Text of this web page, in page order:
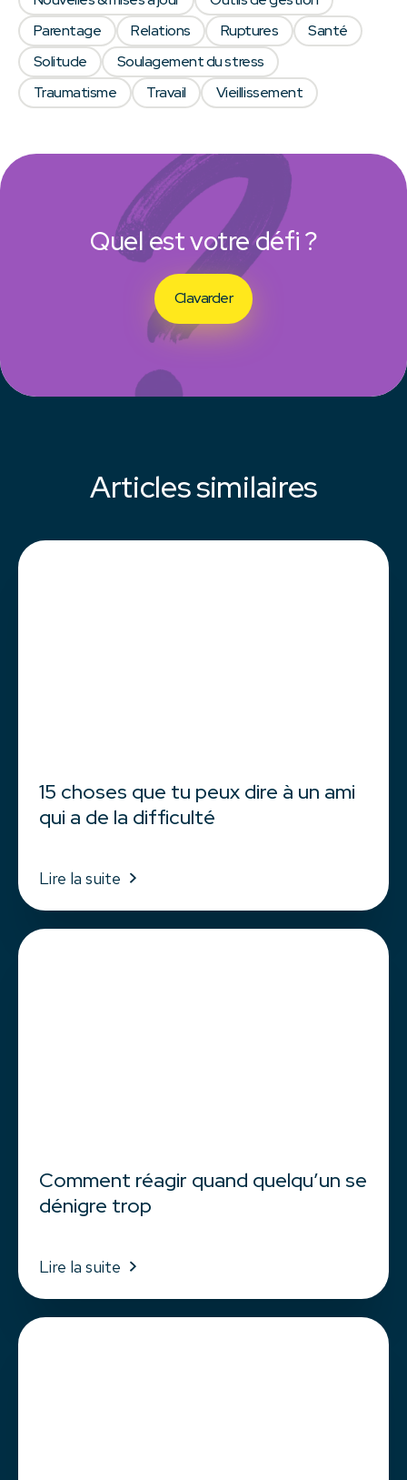
Quel est votre défi ?
Clavarder
Parentage
Relations Ruptures
Santé
Solitude
Soulagement du stress
Traumatisme
Travail Vieillissement
Articles similaires
15 choses que tu peux dire à un ami
qui a de la difficulté
Lire la suite
Comment réagir quand quelqu’un se
dénigre trop
Lire la suite